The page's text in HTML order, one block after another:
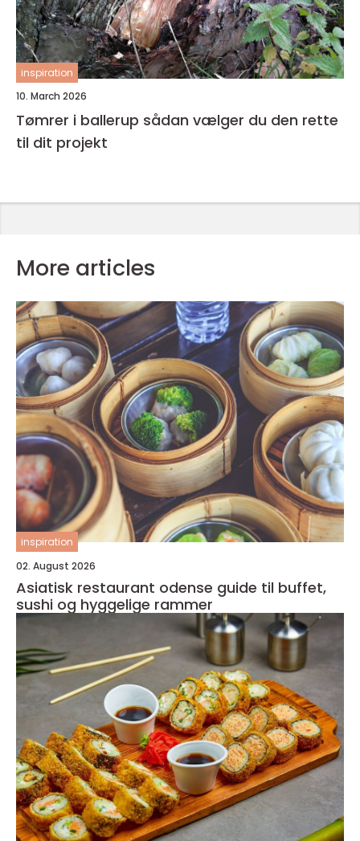
inspiration
10. March 2026
Tømrer i ballerup sådan vælger du den rette
til dit projekt
More articles
inspiration
02. August 2026
Asiatisk restaurant odense guide til buffet,
sushi og hyggelige rammer